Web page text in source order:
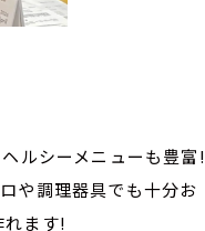
ヘルシーメニューも豊富!
や調理器具でも十分お
れます!